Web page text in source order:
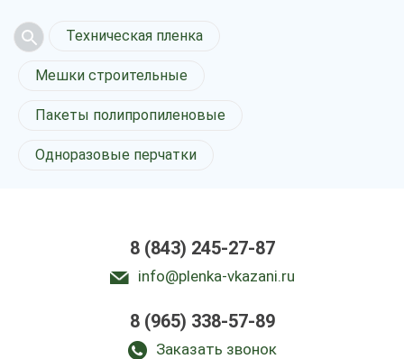
Техническая пленка
Мешки строительные
Пакеты полипропиленовые
Одноразовые перчатки
8 (843) 245-27-87
info@plenka-vkazani.ru
8 (965) 338-57-89
Заказать звонок